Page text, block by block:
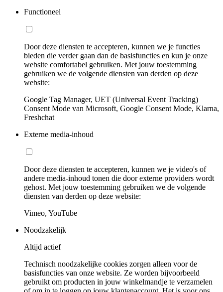
Functioneel
Door deze diensten te accepteren, kunnen we je functies
bieden die verder gaan dan de basisfuncties en kun je onze
website comfortabel gebruiken. Met jouw toestemming
gebruiken we de volgende diensten van derden op deze
website:
Google Tag Manager, UET (Universal Event Tracking)
Consent Mode van Microsoft, Google Consent Mode, Klarna,
Freshchat
Externe media-inhoud
Door deze diensten te accepteren, kunnen we je video's of
andere media-inhoud tonen die door externe providers wordt
gehost. Met jouw toestemming gebruiken we de volgende
diensten van derden op deze website:
Vimeo, YouTube
Noodzakelijk
Altijd actief
Technisch noodzakelijke cookies zorgen alleen voor de
basisfuncties van onze website. Ze worden bijvoorbeeld
gebruikt om producten in jouw winkelmandje te verzamelen